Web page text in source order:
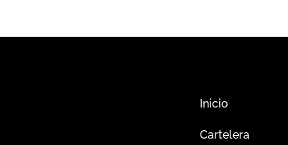
Inicio
Cartelera